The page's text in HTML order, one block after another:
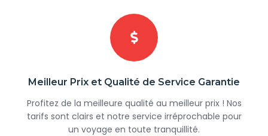
Meilleur Prix et Qualité de Service Garantie
Profitez de la meilleure qualité au meilleur prix ! Nos
tarifs sont clairs et notre service irréprochable pour
un voyage en toute tranquillité.